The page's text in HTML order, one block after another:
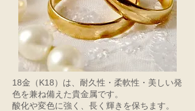
18金（K18）は、耐久性・柔軟性・美しい発
色を兼ね備えた貴金属です。
酸化や変色に強く、長く輝きを保ちます。